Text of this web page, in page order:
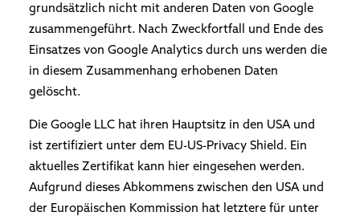
grundsätzlich nicht mit anderen Daten von Google
zusammengeführt. Nach Zweckfortfall und Ende des
Einsatzes von Google Analytics durch uns werden die
in diesem Zusammenhang erhobenen Daten
gelöscht.
Die Google LLC hat ihren Hauptsitz in den USA und
ist zertifiziert unter dem EU-US-Privacy Shield. Ein
aktuelles Zertifikat kann hier eingesehen werden.
Aufgrund dieses Abkommens zwischen den USA und
der Europäischen Kommission hat letztere für unter